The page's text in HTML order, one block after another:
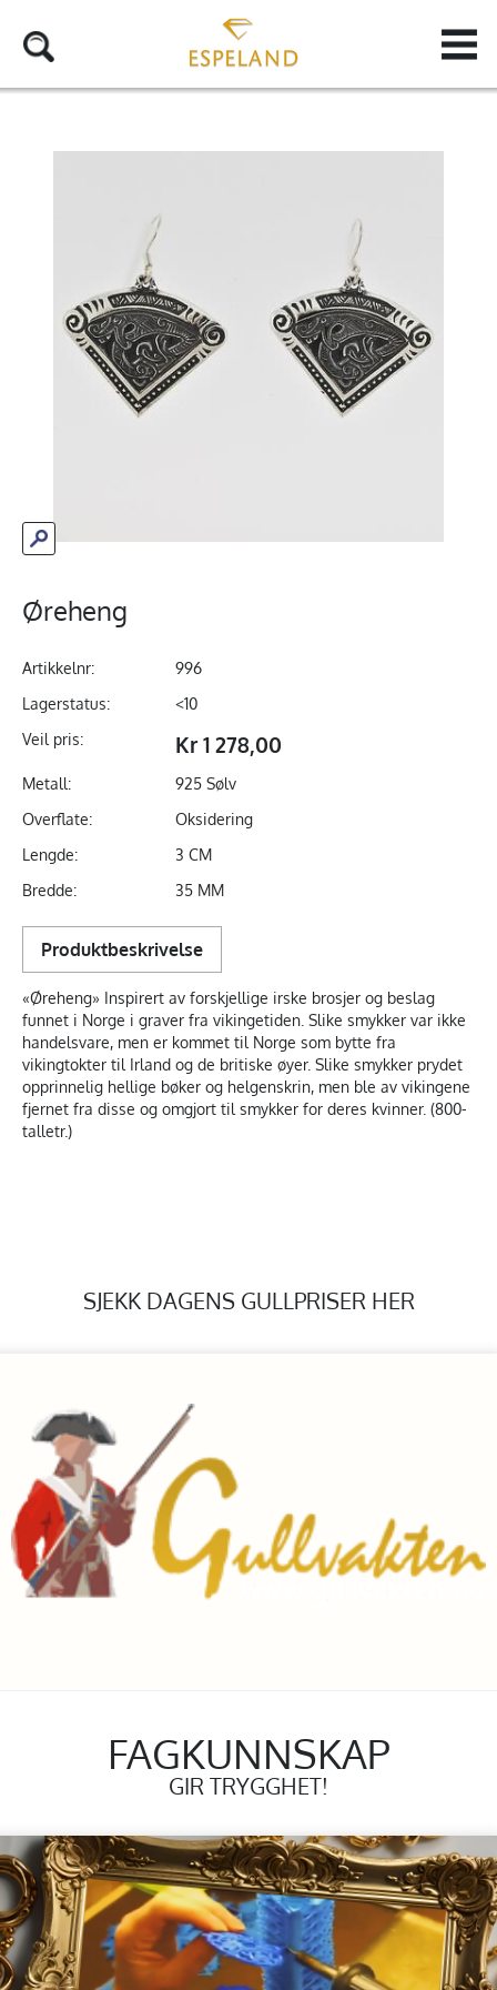
Øreheng
Artikkelnr:
996
Lagerstatus:
<10
Veil pris:
Kr 1 278,00
Metall:
925 Sølv
Overflate:
Oksidering
Lengde:
3 CM
Bredde:
35 MM
Produktbeskrivelse
«Øreheng» Inspirert av forskjellige irske brosjer og beslag
funnet i Norge i graver fra vikingetiden. Slike smykker var ikke
handelsvare, men er kommet til Norge som bytte fra
vikingtokter til Irland og de britiske øyer. Slike smykker prydet
opprinnelig hellige bøker og helgenskrin, men ble av vikingene
fjernet fra disse og omgjort til smykker for deres kvinner. (800-
talletr.)
SJEKK DAGENS GULLPRISER HER
FAGKUNNSKAP
GIR TRYGGHET!